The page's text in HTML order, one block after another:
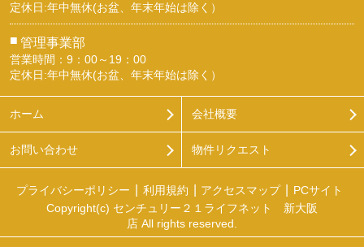
定休日:年中無休(お盆、年末年始は除く）
■ 管理事業部
営業時間：9：00～19：00
定休日:年中無休(お盆、年末年始は除く）
ホーム 会社概要
お問い合わせ 物件リクエスト
プライバシーポリシー 利用規約 アクセスマップ
PCサイト
Copyright(c) センチュリー２１ライフネット 新大阪
店 All rights reserved.